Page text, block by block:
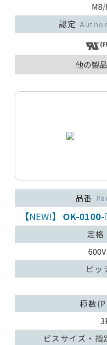
認定
他の製
品番
【NEW!】 OK-0100-
定格
ピッ
極数
ビスサイズ・指